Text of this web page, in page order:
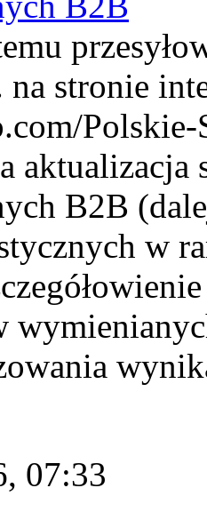
na stronie
Polskie-
aktualizacja
B2B
w
07:33